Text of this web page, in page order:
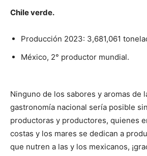
Chile verde.
Producción 2023: 3,681,061
México, 2° productor mundial.
Ninguno de los sabores y aromas de
gastronomía nacional sería posible
productoras y productores, quienes
costas y los mares se dedican a
que nutren a las y los mexicanos,